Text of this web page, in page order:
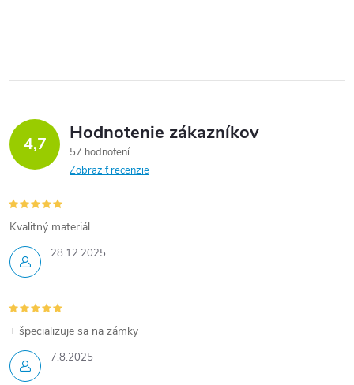
4,7 Hodnotenie zákazníkov
57 hodnotení
Zobraziť recenzie
28.12.2025
Kvalitný materiál
7.8.2025
+ špecializuje sa na zámky